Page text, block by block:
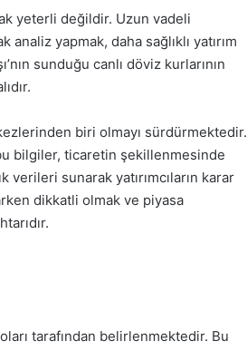
yeterli değildir. Uzun vadeli
yapmak, daha sağlıklı yatırım
sunduğu canlı döviz kurlarının
biri olmayı sürdürmektedir.
bilgiler, ticaretin şekillenmesinde
verileri sunarak yatırımcıların karar
dikkatli olmak ve piyasa
tarafından belirlenmektedir. Bu